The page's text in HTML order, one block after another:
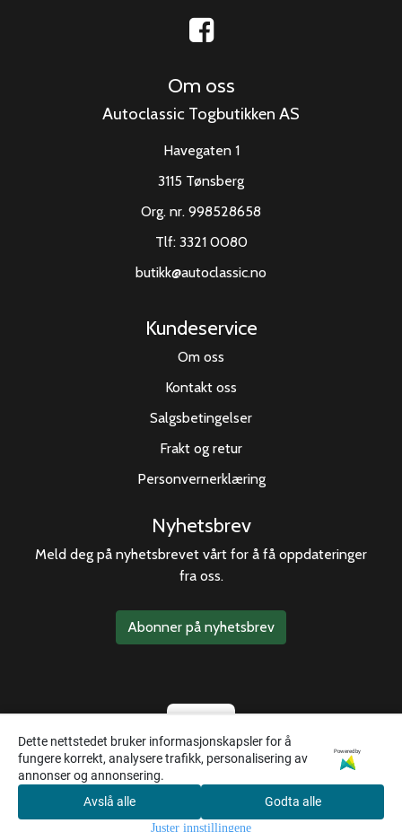
Dette nettstedet bruker informasjonskapsler for å
fungere korrekt, analysere trafikk, personalisering av
annonser og annonsering.
Powered by
Avslå alle Godta alle
Juster innstillingene
Om oss
Autoclassic Togbutikken AS
Havegaten 1
3115 Tønsberg
Org. nr. 998528658
Tlf: 3321 0080
butikk@autoclassic.no
Kundeservice
Om oss
Kontakt oss
Salgsbetingelser
Frakt og retur
Personvernerklæring
Nyhetsbrev
Meld deg på nyhetsbrevet vårt for å få oppdateringer
fra oss.
Abonner på nyhetsbrev